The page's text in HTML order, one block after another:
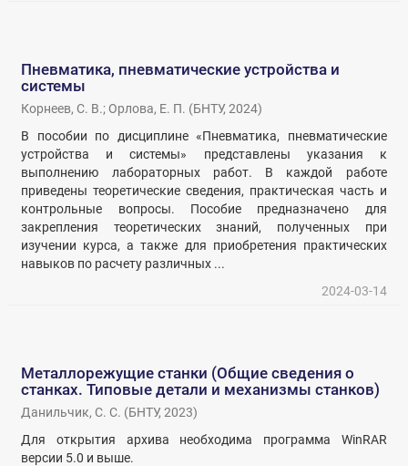
Пневматика, пневматические устройства и
системы
Корнеев, С. В.; Орлова, Е. П. (БНТУ,2024)
В пособии по дисциплине «Пневматика, пневматические
устройства и системы» представлены указания к
выполнению лабораторных работ. В каждой работе
приведены теоретические сведения, практическая часть и
контрольные вопросы. Пособие предназначено для
закрепления теоретических знаний, полученных при
изучении курса, а также для приобретения практических
навыков по расчету различных ...
2024-03-14
Металлорежущие станки (Общие сведения о
станках. Типовые детали и механизмы станков)
Данильчик, С. С. (БНТУ,2023)
Для открытия архива необходима программа WinRAR
версии 5.0 и выше.